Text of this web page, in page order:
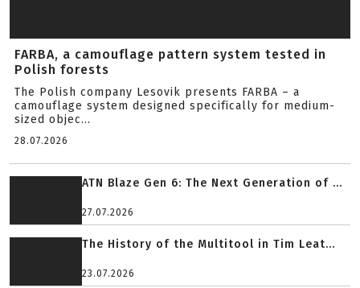
FARBA, a camouflage pattern system tested in
Polish forests
The Polish company Lesovik presents FARBA – a
camouflage system designed specifically for medium-
sized objec...
28.07.2026
ATN Blaze Gen 6: The Next Generation of ...
27.07.2026
The History of the Multitool in Tim Leat...
23.07.2026